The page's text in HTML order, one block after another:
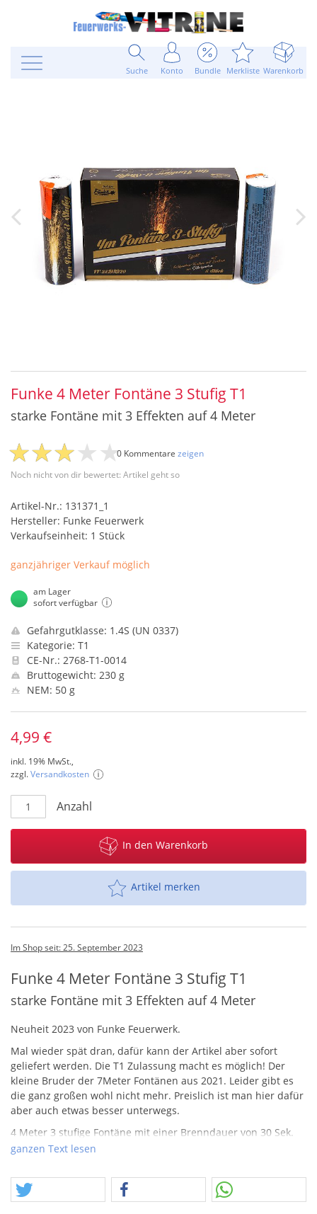
Suche Konto Bundle Merkliste Warenkorb
Funke 4 Meter Fontäne 3 Stufig T1
starke Fontäne mit 3 Effekten auf 4 Meter
Noch nicht von dir bewertet: Artikel geht so
0 Kommentare zeigen
Artikel-Nr.: 131371_1
Hersteller: Funke Feuerwerk
Verkaufseinheit: 1 Stück
ganzjähriger Verkauf möglich
am Lager
sofort verfügbar
Gefahrgutklasse: 1.4S (UN 0337)
Kategorie: T1
CE-Nr.: 2768-T1-0014
Bruttogewicht: 230 g
NEM: 50 g
4,99 €
inkl. 19% MwSt.,
zzgl.Versandkosten
Anzahl
In den Warenkorb
Artikel merken
Im Shop seit: 25. September 2023
Funke 4 Meter Fontäne 3 Stufig T1
starke Fontäne mit 3 Effekten auf 4 Meter
Neuheit 2023 von Funke Feuerwerk.
Mal wieder spät dran, dafür kann der Artikel aber sofort
geliefert werden. Die T1 Zulassung macht es möglich! Der
kleine Bruder der 7Meter Fontänen aus 2021. Leider gibt es
die ganz großen wohl nicht mehr. Preislich ist man hier dafür
aber auch etwas besser unterwegs.
4 Meter 3 stufige Fontäne mit einer Brenndauer von 30 Sek.
werden hier versprochen! Sehr gut, sehr gut…Krasses Teil,
sollen sich noch Silbereffekte verstecken, die habe ich jetzt im
Video nicht entdeckt, vielleicht schauen wir uns das mal live
an.
ganzen Text lesen